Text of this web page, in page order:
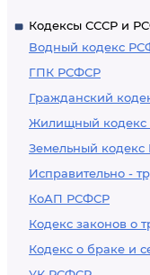
Кодексы СССР и
Водный кодекс
ГПК РСФСР
Гражданский
Жилищный
Земельный
Исправительно -
КоАП РСФСР
Кодекс законов о
Кодекс о браке и